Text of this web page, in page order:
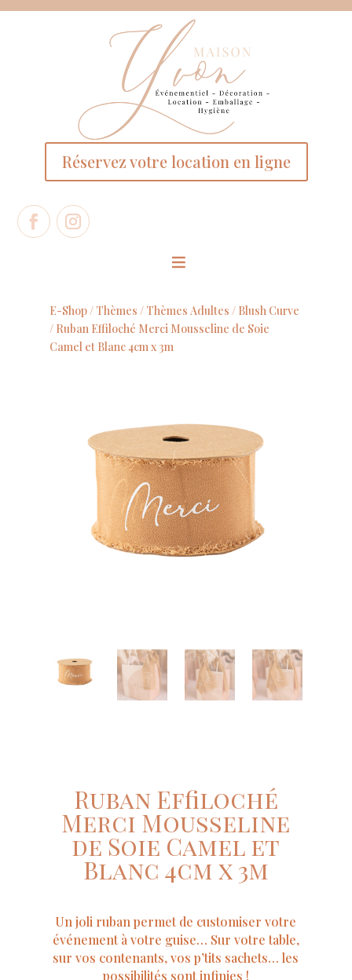
Réservez votre location en ligne
E-Shop / Thèmes / Thèmes Adultes / Blush Curve
/ Ruban Effiloché Merci Mousseline de Soie
Camel et Blanc 4cm x 3m
Ruban Effiloché
Merci Mousseline
de Soie Camel et
Blanc 4cm x 3m
Un joli ruban permet de customiser votre
événement à votre guise… Sur votre table,
sur vos contenants, vos p’tits sachets… les
possibilités sont infinies !
Panneau de gestion des cookies